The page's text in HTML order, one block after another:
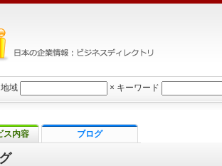
域 × キーワード
ス内容 ブログ